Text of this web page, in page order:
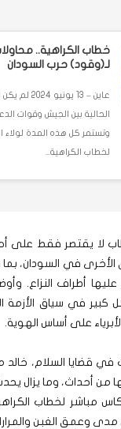
خطاب الكراهية..
لـ(وقود) حرب السودان
عاين – 13
الحالية بين الجيش وقوات
وتستمر كل هذه المدة لولاء
لخطاب الكراهية...
لا يقتصر فقط على
الأخرى في السودان،
أطراف النزاع.
كبير في سياق الأزمة
على أساس الهوية.
في قضايا السلام،
من أحداث، وما يزال
مباشر لخطاب
مدى وعمق الغبن